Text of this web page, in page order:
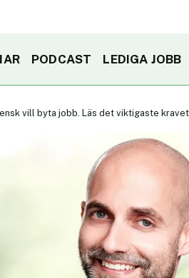
PODCAST LEDIGA JOBB
vill byta jobb. Läs det viktigaste